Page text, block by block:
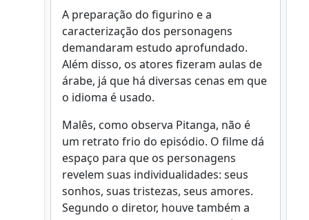
A preparação do figurino e a
caracterização dos personagens
demandaram estudo aprofundado.
Além disso, os atores fizeram aulas de
árabe, já que há diversas cenas em que
o idioma é usado.
Malês, como observa Pitanga, não é
um retrato frio do episódio. O filme dá
espaço para que os personagens
revelem suas individualidades: seus
sonhos, suas tristezas, seus amores.
Segundo o diretor, houve também a